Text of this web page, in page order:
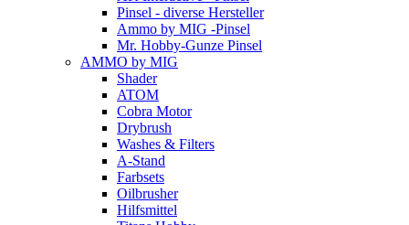
Pinsel - diverse Hersteller
Ammo by MIG -Pinsel
Mr. Hobby-Gunze Pinsel
AMMO by MIG
Shader
ATOM
Cobra Motor
Drybrush
Washes & Filters
A-Stand
Farbsets
Oilbrusher
Hilfsmittel